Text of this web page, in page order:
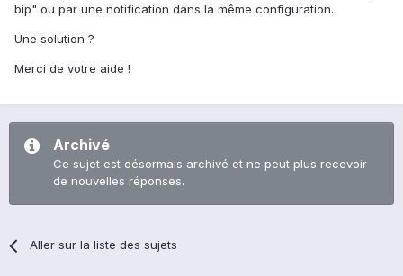
bip" ou par une notification dans la même configuration.
Une solution ?
Merci de votre aide !
Archivé
Ce sujet est désormais archivé et ne peut plus recevoir
de nouvelles réponses.
Aller sur la liste des sujets